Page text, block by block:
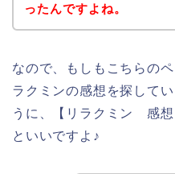
ったんですよね。
なので、もしもこちらの
ラクミンの感想を探して
うに、【リラクミン 感想
といいですよ♪